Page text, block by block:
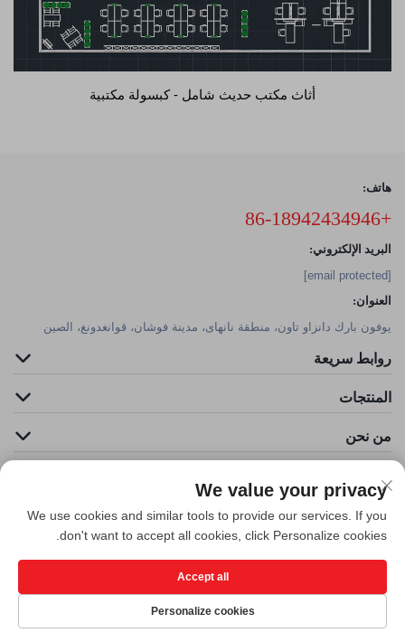
أثاث مكتب حديث شامل - كبسولة مكتبية
هاتف:
+86-18942434946
البريد الإلكتروني:
[email protected]
العنوان:
يوفون بارك دانزاو تاون، منطقة نانهاى، مدينة فوشان، قوانغدونغ، الصين
روابط سريعة
المنتجات
من نحن
حقوق الطبع والنشر © شركة فوشان كليدر للهندسة الفنية البيئية المحدودة. جميع
الحقوق محفوظة -سياسة الخصوصية
We value your privacy
We use cookies and similar tools to provide our services. If you
don't want to accept all cookies, click Personalize cookies.
Personalize cookies
Accept all